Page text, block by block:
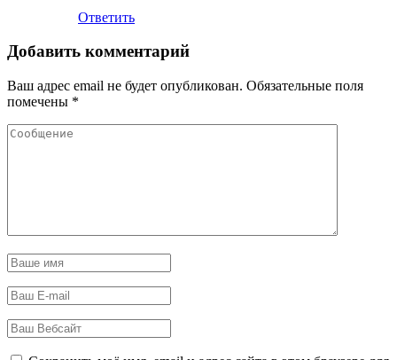
Ответить
Добавить комментарий
Ваш адрес email не будет опубликован. Обязательные поля
помечены *